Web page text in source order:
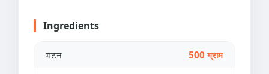
Ingredients
मटन 500 ग्राम